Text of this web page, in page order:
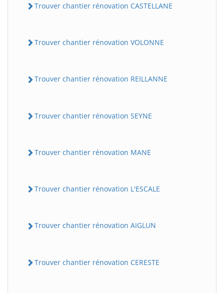
Trouver chantier rénovation CASTELLANE
Trouver chantier rénovation VOLONNE
Trouver chantier rénovation REILLANNE
Trouver chantier rénovation SEYNE
Trouver chantier rénovation MANE
Trouver chantier rénovation L'ESCALE
Trouver chantier rénovation AIGLUN
Trouver chantier rénovation CERESTE